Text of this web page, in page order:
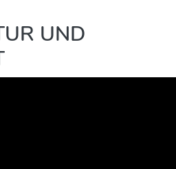
UND